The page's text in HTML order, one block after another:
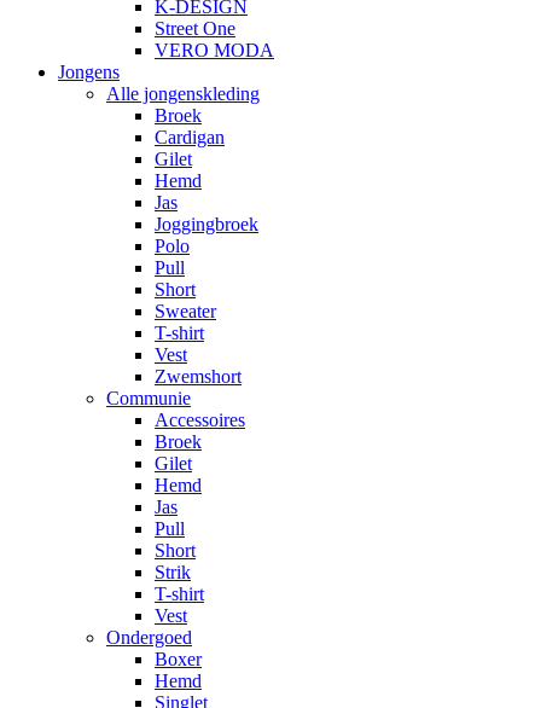
K-DESIGN
Street One
VERO MODA
Jongens
Alle jongenskleding
Broek
Cardigan
Gilet
Hemd
Jas
Joggingbroek
Polo
Pull
Short
Sweater
T-shirt
Vest
Zwemshort
Communie
Accessoires
Broek
Gilet
Hemd
Jas
Pull
Short
Strik
T-shirt
Vest
Ondergoed
Boxer
Hemd
Singlet